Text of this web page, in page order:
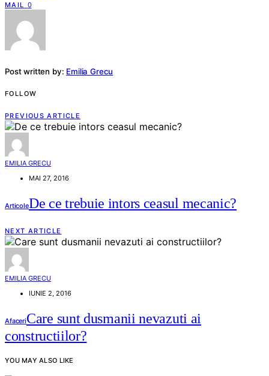
MAIL 0
Post written by: Emilia Grecu
FOLLOW
PREVIOUS ARTICLE
EMILIA GRECU
MAI 27, 2016
ArticoleDe ce trebuie intors ceasul mecanic?
NEXT ARTICLE
EMILIA GRECU
IUNIE 2, 2016
AfaceriCare sunt dusmanii nevazuti ai
constructiilor?
YOU MAY ALSO LIKE